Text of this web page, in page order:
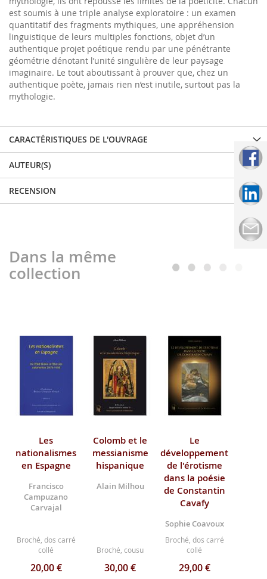
est soumis à une triple analyse exploratoire : un examen
quantitatif des fragments mythiques, une appréhension
linguistique de leurs multiples fonctions, objet d’un
authentique projet poétique rendu par une pénétrante
géométrie dénotant l’unité singulière de leur paysage
imaginaire. Le tout aboutissant à prouver que, chez un
authentique poète, jamais rien n’est inutile, surtout pas la
mythologie.
CARACTÉRISTIQUES DE L'OUVRAGE
AUTEUR(S)
RECENSION
Dans la même
collection
Les
nationalismes
en Espagne
Francisco
Campuzano
Carvajal
Broché, dos carré
collé
20,00 €
Colomb et le
messianisme
hispanique
Alain Milhou
Broché, cousu
30,00 €
Le
développement
de l'érotisme
dans la poésie
de Constantin
Cavafy
Sophie Coavoux
Broché, dos carré
collé
29,00 €